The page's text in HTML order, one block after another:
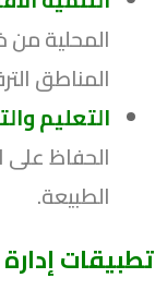
المحلية من
المناطق
التعليم
الحفاظ على
الطبيعة.
تطبيقات